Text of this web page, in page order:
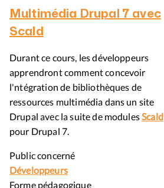
Multimédia Drupal 7 avec
Scald
Durant ce cours, les développeurs
apprendront comment concevoir
l'ntégration de bibliothèques de
ressources multimédia dans un site
Drupal avec la suite de modulesScald
pour Drupal 7.
Public concerné
Développeurs
Forme pédagogique